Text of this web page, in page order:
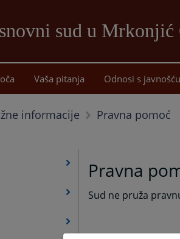
sud u Mrkonjić
Vaša pitanja Odnosi s javnošću
informacije Pravna pomoć
Pravna
Sud ne pruža